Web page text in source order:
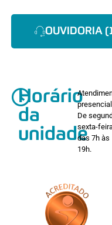
OUVIDORIA
Horário
da
unidade
De
sexta-
das 7h às
19h.